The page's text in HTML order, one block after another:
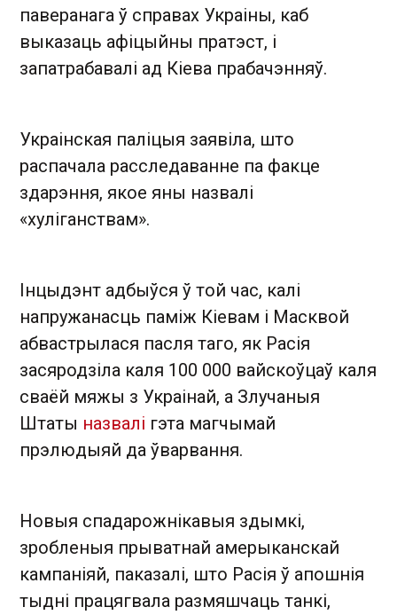
паверанага ў справах Украіны, каб
выказаць афіцыйны пратэст, і
запатрабавалі ад Кіева прабачэнняў.
Украінская паліцыя заявіла, што
распачала расследаванне па факце
здарэння, якое яны назвалі
«хуліганствам».
Інцыдэнт адбыўся ў той час, калі
напружанасць паміж Кіевам і Масквой
абвастрылася пасля таго, як Расія
засяродзіла каля 100 000 вайскоўцаў каля
сваёй мяжы з Украінай, а Злучаныя
Штаты назвалі гэта магчымай
прэлюдыяй да ўварвання.
Новыя спадарожнікавыя здымкі,
зробленыя прыватнай амерыканскай
кампаніяй, паказалі, што Расія ў апошнія
тыдні працягвала размяшчаць танкі,